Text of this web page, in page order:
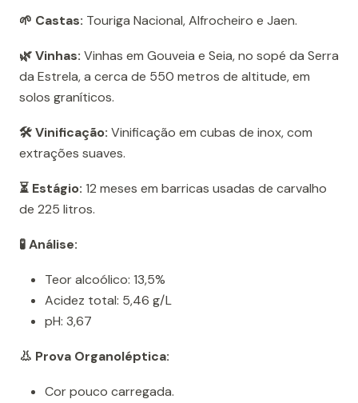
🌱 Castas: Touriga Nacional, Alfrocheiro e Jaen.
🌿 Vinhas: Vinhas em Gouveia e Seia, no sopé da Serra
da Estrela, a cerca de 550 metros de altitude, em
solos graníticos.
🛠️ Vinificação: Vinificação em cubas de inox, com
extrações suaves.
⏳ Estágio: 12 meses em barricas usadas de carvalho
de 225 litros.
🧪 Análise:
Teor alcoólico: 13,5%
Acidez total: 5,46 g/L
pH: 3,67
👃 Prova Organoléptica:
Cor pouco carregada.